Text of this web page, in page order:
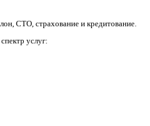
СТО, страхование и кредитование.
услуг: